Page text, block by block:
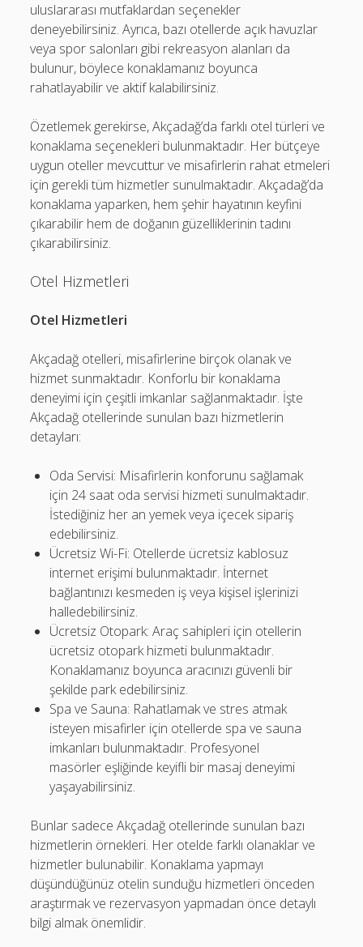
uluslararası mutfaklardan seçenekler
deneyebilirsiniz. Ayrıca, bazı otellerde açık havuzlar
veya spor salonları gibi rekreasyon alanları da
bulunur, böylece konaklamanız boyunca
rahatlayabilir ve aktif kalabilirsiniz.
Özetlemek gerekirse, Akçadağ’da farklı otel türleri ve
konaklama seçenekleri bulunmaktadır. Her bütçeye
uygun oteller mevcuttur ve misafirlerin rahat etmeleri
için gerekli tüm hizmetler sunulmaktadır. Akçadağ’da
konaklama yaparken, hem şehir hayatının keyfini
çıkarabilir hem de doğanın güzelliklerinin tadını
çıkarabilirsiniz.
Otel Hizmetleri
Otel Hizmetleri
Akçadağ otelleri, misafirlerine birçok olanak ve
hizmet sunmaktadır. Konforlu bir konaklama
deneyimi için çeşitli imkanlar sağlanmaktadır. İşte
Akçadağ otellerinde sunulan bazı hizmetlerin
detayları:
Oda Servisi: Misafirlerin konforunu sağlamak
için 24 saat oda servisi hizmeti sunulmaktadır.
İstediğiniz her an yemek veya içecek sipariş
edebilirsiniz.
Ücretsiz Wi-Fi: Otellerde ücretsiz kablosuz
internet erişimi bulunmaktadır. İnternet
bağlantınızı kesmeden iş veya kişisel işlerinizi
halledebilirsiniz.
Ücretsiz Otopark: Araç sahipleri için otellerin
ücretsiz otopark hizmeti bulunmaktadır.
Konaklamanız boyunca aracınızı güvenli bir
şekilde park edebilirsiniz.
Spa ve Sauna: Rahatlamak ve stres atmak
isteyen misafirler için otellerde spa ve sauna
imkanları bulunmaktadır. Profesyonel
masörler eşliğinde keyifli bir masaj deneyimi
yaşayabilirsiniz.
Bunlar sadece Akçadağ otellerinde sunulan bazı
hizmetlerin örnekleri. Her otelde farklı olanaklar ve
hizmetler bulunabilir. Konaklama yapmayı
düşündüğünüz otelin sunduğu hizmetleri önceden
araştırmak ve rezervasyon yapmadan önce detaylı
bilgi almak önemlidir.